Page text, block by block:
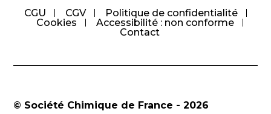
CGU CGV
Politique de confidentialité
Cookies
Accessibilité : non conforme
Contact
© Société Chimique de France - 2026